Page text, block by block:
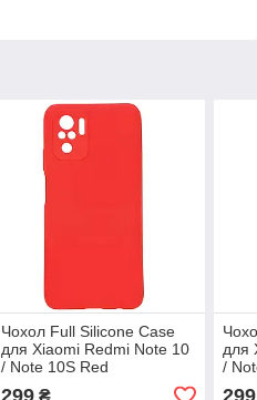
Чохол Full Silicone Case
для Xiaomi Redmi Note 10
/ Note 10S Red
для
/